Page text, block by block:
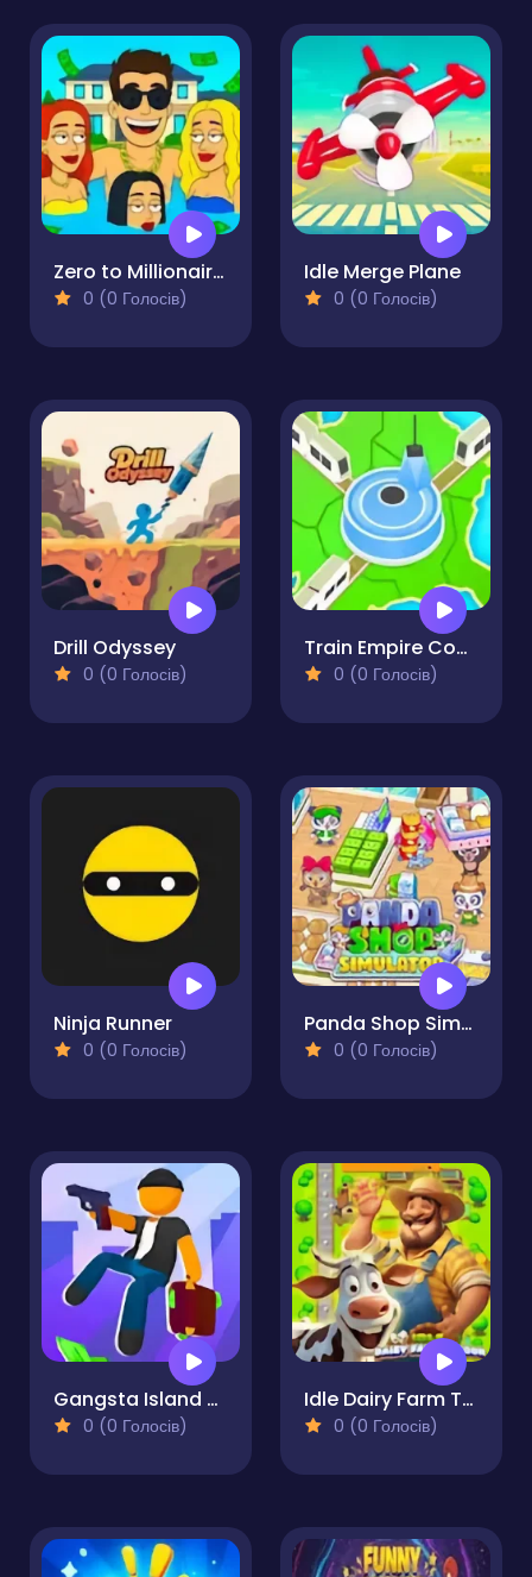
Zero to Millionaire!
0 (0 Голосів)
Idle Merge Plane
0 (0 Голосів)
Drill Odyssey
0 (0 Голосів)
Train Empire Connect Railroad
0 (0 Голосів)
Ninja Runner
0 (0 Голосів)
Panda Shop Simulator
0 (0 Голосів)
Gangsta Island Crime City
0 (0 Голосів)
Idle Dairy Farm Tycoon
0 (0 Голосів)